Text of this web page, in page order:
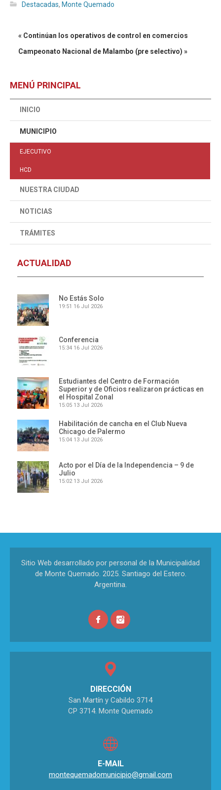
Destacadas, Monte Quemado
« Continúan los operativos de control en comercios
Campeonato Nacional de Malambo (pre selectivo) »
MENÚ PRINCIPAL
INICIO
MUNICIPIO
EJECUTIVO
HCD
NUESTRA CIUDAD
NOTICIAS
TRÁMITES
ACTUALIDAD
No Estás Solo
19:51 16 Jul 2026
Conferencia
15:34 16 Jul 2026
Estudiantes del Centro de Formación
Superior y de Oficios realizaron prácticas en
el Hospital Zonal
15:05 13 Jul 2026
Habilitación de cancha en el Club Nueva
Chicago de Palermo
15:04 13 Jul 2026
Acto por el Día de la Independencia – 9 de
Julio
15:02 13 Jul 2026
Sitio Web desarrollado por personal de la Municipalidad
de Monte Quemado. 2025. Santiago del Estero.
Argentina.
DIRECCIÓN
San Martín y Cabildo 3714
CP 3714. Monte Quemado
E-MAIL
montequemadomunicipio@gmail.com